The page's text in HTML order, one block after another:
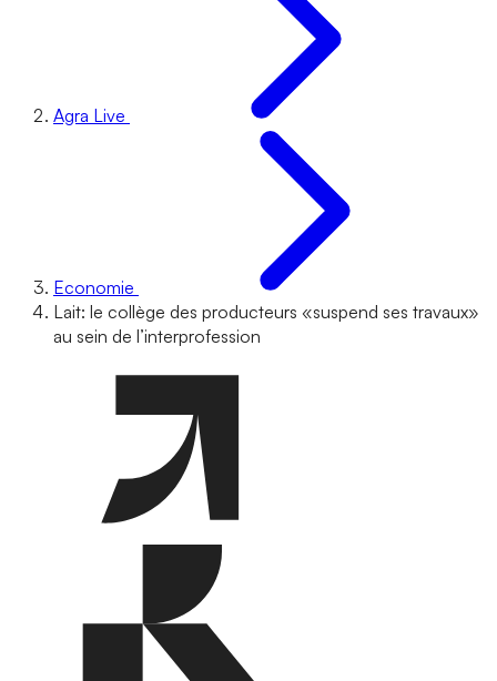
Agra Live
Economie
Lait: le collège des producteurs «suspend ses travaux»
au sein de l’interprofession